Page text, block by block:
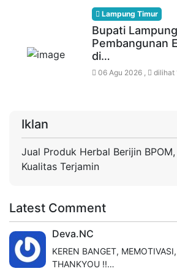
Lampung Timur
Bupati
Pembangunan
di…
06 Agu 2026 , dilihat
Iklan
Jual Produk Herbal Berijin
Kualitas Terjamin
Latest Comment
Deva.NC
KEREN BANGET,
THANKYOU !!…